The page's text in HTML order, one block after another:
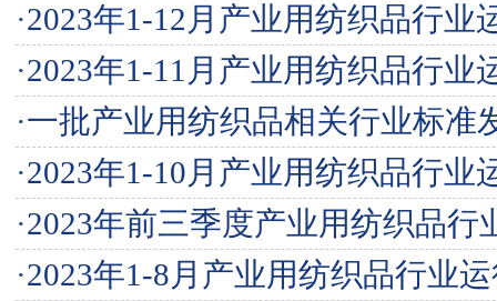
·2023年1-12月产业用纺织品行业
·2023年1-11月产业用纺织品行业
·一批产业用纺织品相关行业标准
·2023年1-10月产业用纺织品行业
·2023年前三季度产业用纺织品行
·2023年1-8月产业用纺织品行业